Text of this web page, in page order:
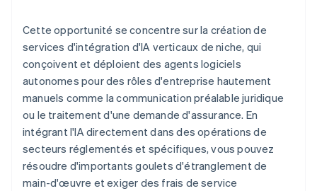
Cette opportunité se concentre sur la création de
services d'intégration d'IA verticaux de niche, qui
conçoivent et déploient des agents logiciels
autonomes pour des rôles d'entreprise hautement
manuels comme la communication préalable juridique
ou le traitement d'une demande d'assurance. En
intégrant l'IA directement dans des opérations de
secteurs réglementés et spécifiques, vous pouvez
résoudre d'importants goulets d'étranglement de
main-d'œuvre et exiger des frais de service